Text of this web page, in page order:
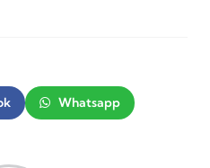
Whatsapp